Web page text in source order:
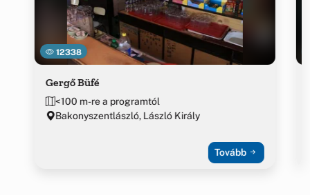
12338
Gergő Büfé
<100 m-re a programtól
Bakonyszentlászló, László Király
Tovább